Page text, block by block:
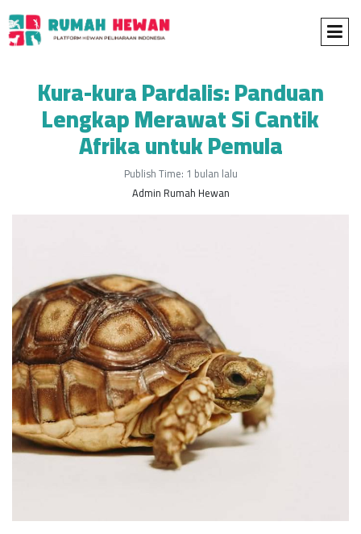
Kura-kura Pardalis: Panduan
Lengkap Merawat Si Cantik
Afrika untuk Pemula
Publish Time: 1 bulan lalu
Admin Rumah Hewan